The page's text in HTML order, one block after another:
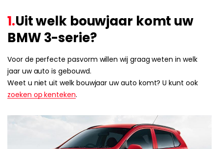
1.Uit welk bouwjaar komt uw
BMW 3-serie?
Voor de perfecte pasvorm willen wij graag weten in welk
jaar uw auto is gebouwd.
Weet u niet uit welk bouwjaar uw auto komt? U kunt ook
zoeken op kenteken.